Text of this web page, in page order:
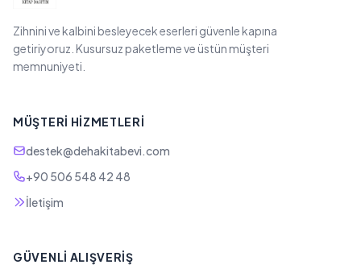
Zihnini ve kalbini besleyecek eserleri güvenle kapına
getiriyoruz. Kusursuz paketleme ve üstün müşteri
memnuniyeti.
MÜŞTERI HIZMETLERI
destek@dehakitabevi.com
+90 506 548 42 48
İletişim
GÜVENLI ALIŞVERIŞ